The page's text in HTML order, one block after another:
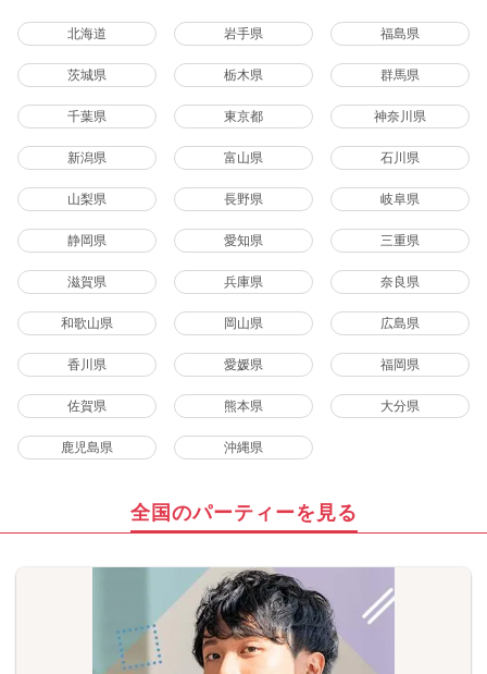
北海道 岩手県 福島県
茨城県 栃木県 群馬県
千葉県 東京都 神奈川県
新潟県 富山県 石川県
山梨県 長野県 岐阜県
静岡県 愛知県 三重県
滋賀県 兵庫県 奈良県
和歌山県 岡山県 広島県
香川県 愛媛県 福岡県
佐賀県 熊本県 大分県
鹿児島県 沖縄県
全国のパーティーを見る